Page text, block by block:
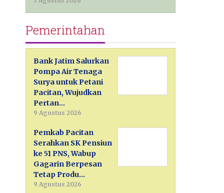
Pemerintahan
Bank Jatim Salurkan
Pompa Air Tenaga
Surya untuk Petani
Pacitan, Wujudkan
Pertan…
9 Agustus 2026
Pemkab Pacitan
Serahkan SK Pensiun
ke 51 PNS, Wabup
Gagarin Berpesan
Tetap Produ…
9 Agustus 2026